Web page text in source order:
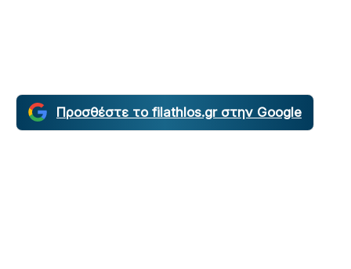
Προσθέστε το filathlos.gr στην Google